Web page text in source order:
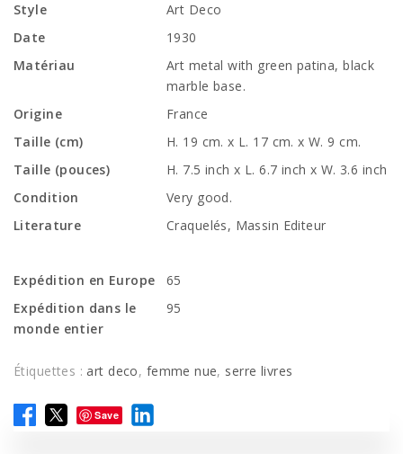
Style
Art Deco
Date
1930
Matériau
Art metal with green patina, black
marble base.
Origine
France
Taille (cm)
H. 19 cm. x L. 17 cm. x W. 9 cm.
Taille (pouces)
H. 7.5 inch x L. 6.7 inch x W. 3.6 inch
Condition
Very good.
Literature
Craquelés, Massin Editeur
Expédition en Europe
65
Expédition dans le
monde entier
95
Étiquettes : art deco, femme nue, serre livres
Save